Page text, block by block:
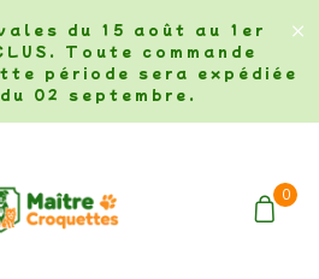
du 15 août au 1er
Toute commande
période sera expédiée
02 septembre.
0